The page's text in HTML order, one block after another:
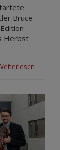
Bruce
Herbst